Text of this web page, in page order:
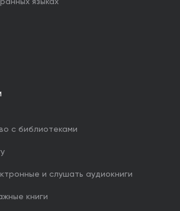
языках
с библиотеками
и слушать аудиокниги
книги